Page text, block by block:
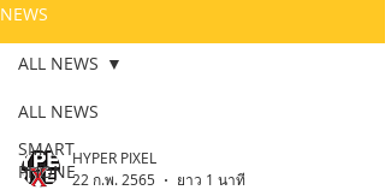
NEWS
ALL NEWS
SMART
PHONE
ALL NEWS
HYPER PIXEL
22 ก.พ. 2565
ยาว 1 นาที